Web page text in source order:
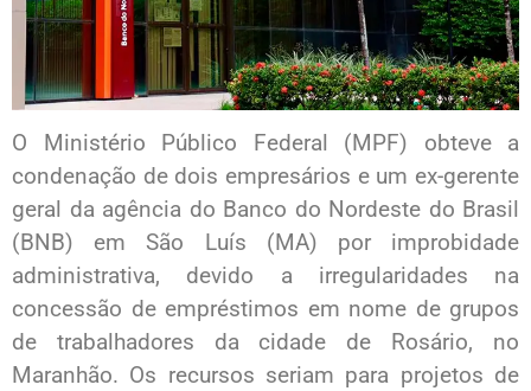
O Ministério Público Federal (MPF) obteve a
condenação de dois empresários e um ex-gerente
geral da agência do Banco do Nordeste do Brasil
(BNB) em São Luís (MA) por improbidade
administrativa, devido a irregularidades na
concessão de empréstimos em nome de grupos
de trabalhadores da cidade de Rosário, no
Maranhão. Os recursos seriam para projetos de